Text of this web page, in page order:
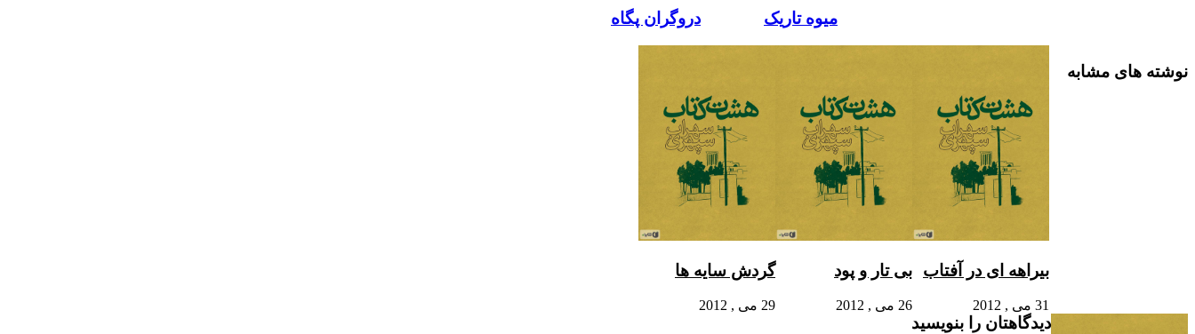
طریق
ایمیل
میوه تاریک دروگران پگاه
نوشته های مشابه
بیراهه ای در آفتاب
31 می , 2012
بی تار و پود
26 می , 2012
گردش سایه ها
29 می , 2012
دیدگاهتان را بنویسید